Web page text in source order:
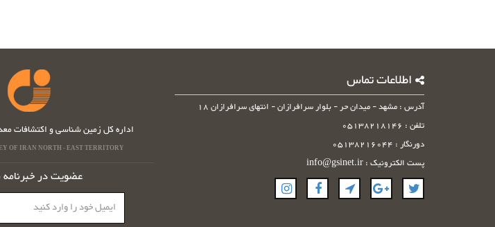
اطلاعات تماس
آدرس : مشهد - میدان حر - بلوار سرافرازان - انتهای سرافرازان 18
تلفن : 05138218146
دورنگار : 05138216044
پست الکترونیک : info@gsinet.ir
اداره کل زمین شناسی و اکتشافات
OF IRAN NORTH - EAST TERRITORY
عضویت در
ایمیل
خود